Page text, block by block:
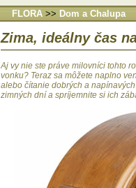
FLORA >> Dom a Chalupa
Zima, ideálny čas
Aj vy nie ste práve milovníci tohto
vonku? Teraz sa môžete naplno
alebo čítanie dobrých a
zimných dní a spríjemnite si ich